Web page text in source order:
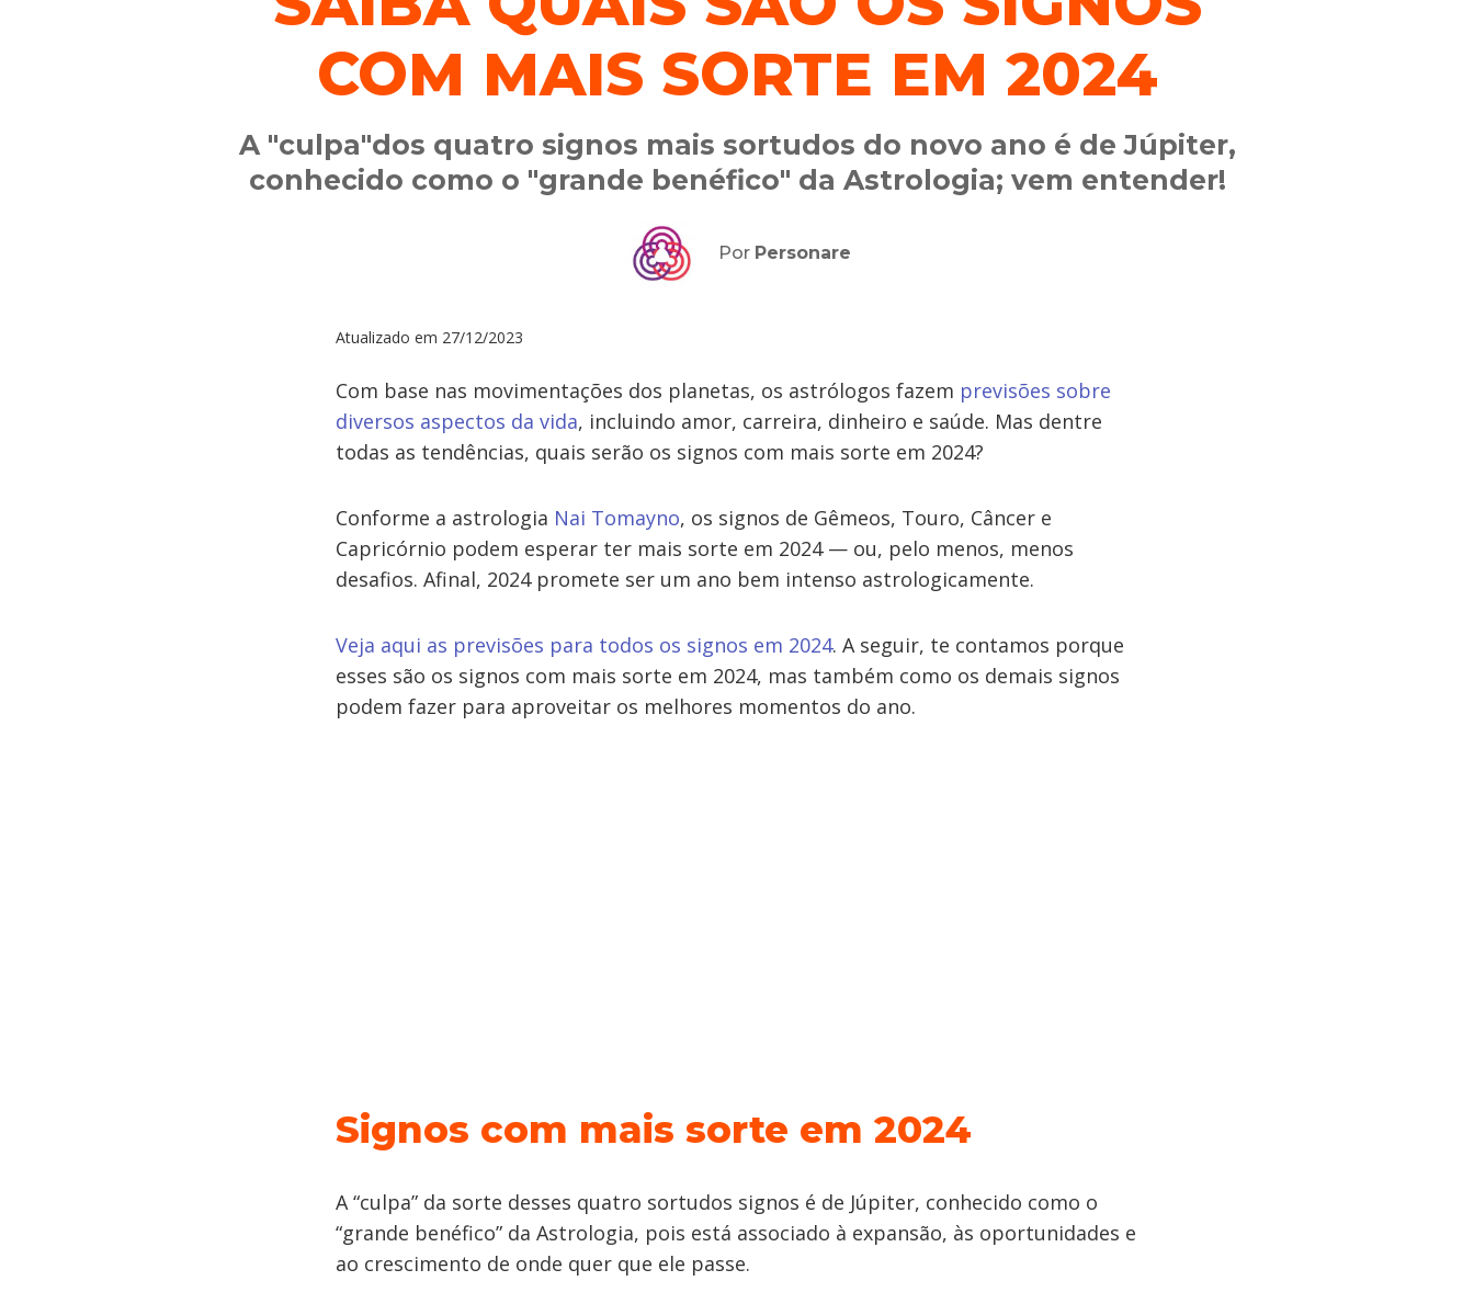
COM MAIS SORTE EM 2024
A "culpa"dos quatro signos mais sortudos do novo ano é de Júpiter,
conhecido como o "grande benéfico" da Astrologia; vem entender!
Por Personare
Atualizado em 27/12/2023
Com base nas movimentações dos planetas, os astrólogos fazem previsões sobre
diversos aspectos da vida, incluindo amor, carreira, dinheiro e saúde. Mas dentre
todas as tendências, quais serão os signos com mais sorte em 2024?
Conforme a astrologia Nai Tomayno, os signos de Gêmeos, Touro, Câncer e
Capricórnio podem esperar ter mais sorte em 2024 — ou, pelo menos, menos
desafios. Afinal, 2024 promete ser um ano bem intenso astrologicamente.
Veja aqui as previsões para todos os signos em 2024. A seguir, te contamos porque
esses são os signos com mais sorte em 2024, mas também como os demais signos
podem fazer para aproveitar os melhores momentos do ano.
Signos com mais sorte em 2024
A “culpa” da sorte desses quatro sortudos signos é de Júpiter, conhecido como o
“grande benéfico” da Astrologia, pois está associado à expansão, às oportunidades e
ao crescimento de onde quer que ele passe.